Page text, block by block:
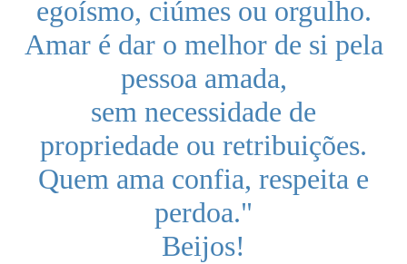
egoísmo, ciúmes ou orgulho.
Amar é dar o melhor de si pela
pessoa amada,
sem necessidade de
propriedade ou retribuições.
Quem ama confia, respeita e
perdoa."
Beijos!